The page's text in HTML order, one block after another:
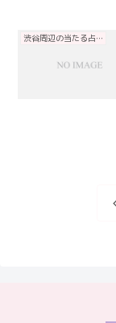
渋谷周辺の当たる占い